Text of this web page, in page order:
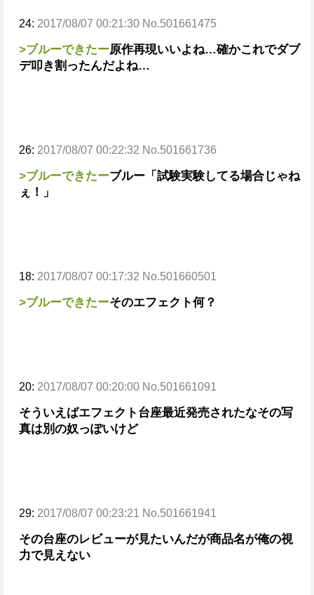
24: 2017/08/07 00:21:30 No.501661475
>ブルーできたー原作再現いいよね…確かこれでダブ
デ叩き割ったんだよね…
26: 2017/08/07 00:22:32 No.501661736
>ブルーできたーブルー「試験実験してる場合じゃね
ぇ！」
18: 2017/08/07 00:17:32 No.501660501
>ブルーできたーそのエフェクト何？
20: 2017/08/07 00:20:00 No.501661091
そういえばエフェクト台座最近発売されたなその写
真は別の奴っぽいけど
29: 2017/08/07 00:23:21 No.501661941
その台座のレビューが見たいんだが商品名が俺の視
力で見えない